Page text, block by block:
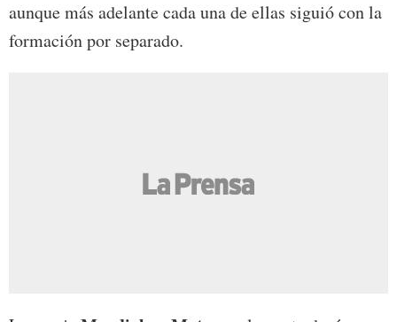
aunque más adelante cada una de ellas siguió con la
formación por separado.